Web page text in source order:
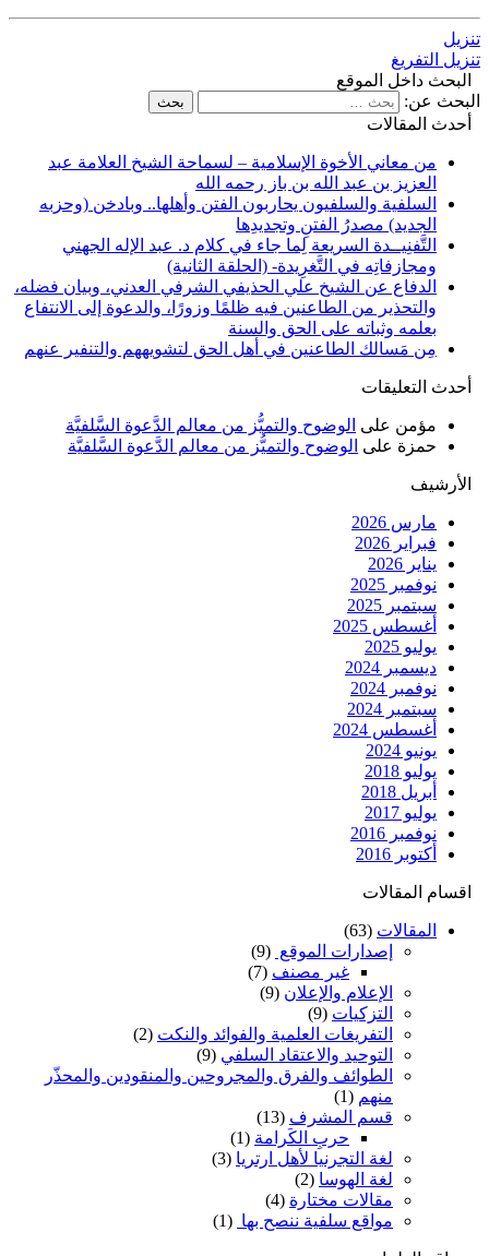
تنزيل
تنزيل التفريغ
البحث داخل الموقع
البحث عن:
أحدث المقالات
من معاني الأخوة الإسلامية – لسماحة الشيخ العلامة عبد
العزيز بن عبد الله بن باز رحمه الله
السلفية والسلفيون يحاربون الفتن وأهلها.. وبادخن (وحزبه
الجديد) مصدرُ الفتنِ وتجديدِها
التَّفنِيــدة السريعة لِما جاء في كلام د. عبد الإله الجهني
ومجازفاتِه في التَّغرِيدة- (الحلقة الثانية)
الدفاع عن الشيخ علي الحذيفي الشرفي العدني، وبيان فضله،
والتحذير من الطاعنين فيه ظلمًا وزورًا، والدعوة إلى الانتفاع
بعلمه وثباته على الحق والسنة
مِن مَسالك الطاعنين في أهل الحق لتشويههم والتنفير عنهم
أحدث التعليقات
مؤمن على الوضوح والتميُّز من معالم الدَّعوة السَّلفيَّة
حمزة على الوضوح والتميُّز من معالم الدَّعوة السَّلفيَّة
الأرشيف
مارس 2026
فبراير 2026
يناير 2026
نوفمبر 2025
سبتمبر 2025
أغسطس 2025
يوليو 2025
ديسمبر 2024
نوفمبر 2024
سبتمبر 2024
أغسطس 2024
يونيو 2024
يوليو 2018
أبريل 2018
يوليو 2017
نوفمبر 2016
أكتوبر 2016
اقسام المقالات
المقالات (63)
إصدارات الموقع (9)
غير مصنف (7)
الإعلام والإعلان (9)
التزكيات (9)
التفريغات العلمية والفوائد والنكت (2)
التوحيد والاعتقاد السلفي (9)
الطوائف والفرق والمجروحين والمنقودين والمحذّر
منهم (1)
قسم المشرف (13)
حربِ الكَرامة (1)
لغة التجرنيا لأهل ارتريا (3)
لغة الهوسا (2)
مقالات مختارة (4)
مواقع سلفية ننصح بها (1)